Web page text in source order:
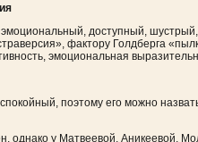
эмоциональный, доступный,
фактору Голдберга
эмоциональная
поэтому его можно
однако у Матвеевой, Аникеевой,